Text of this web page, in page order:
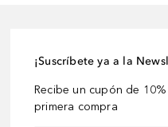
¡Suscríbete ya a la
Recibe un cupón de
primera compra